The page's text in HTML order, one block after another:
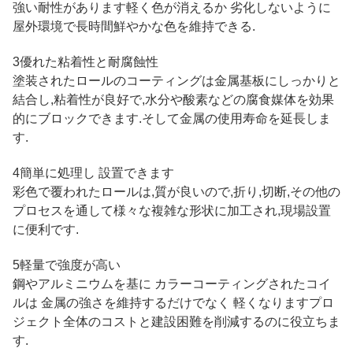
強い耐性があります軽く色が消えるか 劣化しないように
屋外環境で長時間鮮やかな色を維持できる.
3優れた粘着性と耐腐蝕性
塗装されたロールのコーティングは金属基板にしっかりと
結合し,粘着性が良好で,水分や酸素などの腐食媒体を効果
的にブロックできます.そして金属の使用寿命を延長しま
す.
4簡単に処理し 設置できます
彩色で覆われたロールは,質が良いので,折り,切断,その他の
プロセスを通して様々な複雑な形状に加工され,現場設置
に便利です.
5軽量で強度が高い
鋼やアルミニウムを基に カラーコーティングされたコイ
ルは 金属の強さを維持するだけでなく 軽くなりますプロ
ジェクト全体のコストと建設困難を削減するのに役立ちま
す.